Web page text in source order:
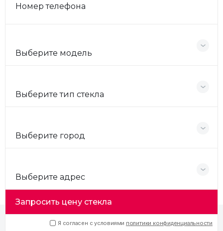
Номер телефона
Выберите модель
Выберите тип стекла
Выберите город
Выберите адрес
Запросить цену стекла
Я согласен с условиями политики конфиденциальности